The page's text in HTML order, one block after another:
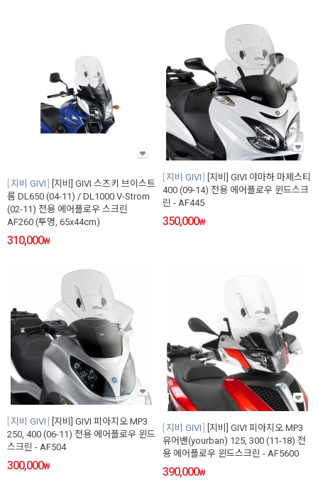
지비 GIVI
[지비] GIVI 스즈키 브이스트
롬 DL650 (04-11) / DL1000 V-Strom
(02-11) 전용 에어플로우 스크린
AF260 (투명, 65x44cm)
310,000₩
지비 GIVI
[지비] GIVI 야마하 마제스티
400 (09-14) 전용 에어플로우 윈드스크
린 - AF445
350,000₩
지비 GIVI
[지비] GIVI 피아지오 MP3
250, 400 (06-11) 전용 에어플로우 윈드
스크린 - AF504
300,000₩
지비 GIVI
[지비] GIVI 피아지오 MP3
유어밴(yourban) 125, 300 (11-18) 전
용 에어플로우 윈드스크린 - AF5600
390,000₩